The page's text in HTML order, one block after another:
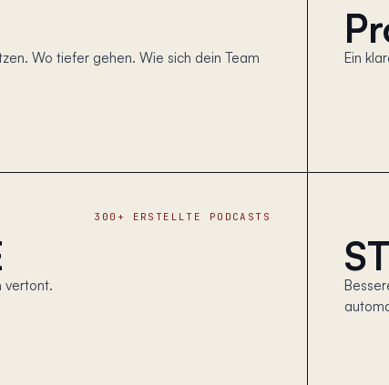
Wo tiefer gehen. Wie sich dein Team
Ein
300+ ERSTELLTE PODCASTS
vertont.